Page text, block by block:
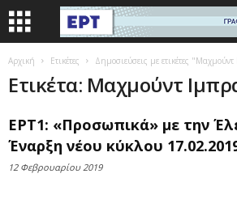
Αρχική Ετικέτες Δημοσιεύσεις με ετικέτες
Ετικέτα: Μαχμούντ
ΕΡΤ1: «Προσωπικά» με την
Έναρξη νέου κύκλου
12 Φεβρουαρίου 2019